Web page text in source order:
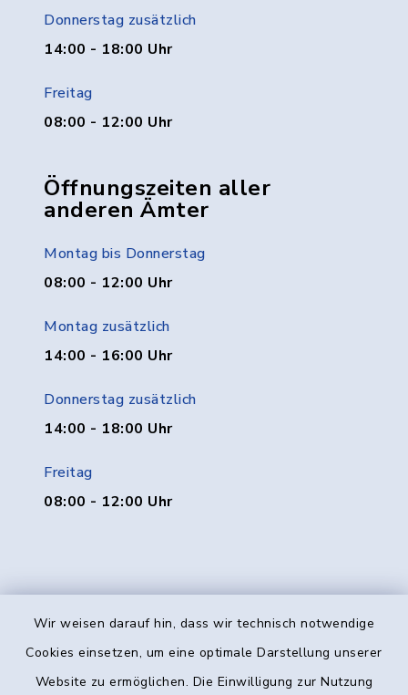
Wir weisen darauf hin, dass wir technisch notwendige
Cookies einsetzen, um eine optimale Darstellung unserer
Website zu ermöglichen. Die Einwilligung zur Nutzung
Donnerstag zusätzlich
14:00 - 18:00 Uhr
Freitag
08:00 - 12:00 Uhr
Öffnungszeiten aller
anderen Ämter
Montag bis Donnerstag
08:00 - 12:00 Uhr
Montag zusätzlich
14:00 - 16:00 Uhr
Donnerstag zusätzlich
14:00 - 18:00 Uhr
Freitag
08:00 - 12:00 Uhr
Kontakt